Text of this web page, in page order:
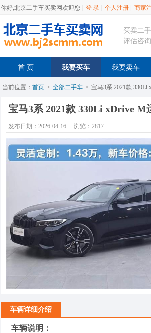
你好,北京二手车买卖网欢迎您 登 录 个人注册 商家
买卖二
评估咨
首 页 我要买车 我要卖车
当前位置： 首页 > 全部二手车 > 宝马3系 2021款 330Li
宝马3系 2021款 330Li xDrive M
发布日期：2026-04-16 浏览：2817
车辆详细介绍
车辆说明：